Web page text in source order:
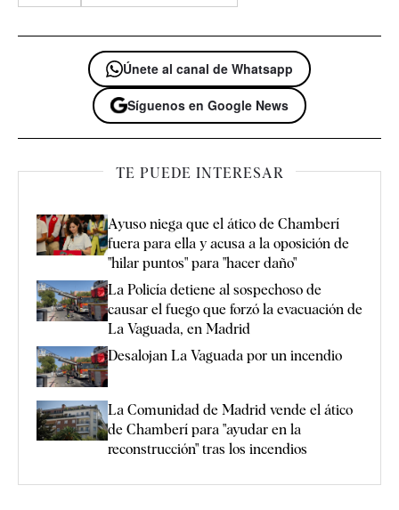
Únete al canal de Whatsapp
Síguenos en Google News
TE PUEDE INTERESAR
Ayuso niega que el ático de Chamberí
fuera para ella y acusa a la oposición de
"hilar puntos" para "hacer daño"
La Policía detiene al sospechoso de
causar el fuego que forzó la evacuación de
La Vaguada, en Madrid
Desalojan La Vaguada por un incendio
La Comunidad de Madrid vende el ático
de Chamberí para "ayudar en la
reconstrucción" tras los incendios